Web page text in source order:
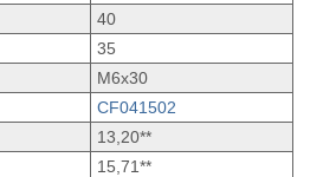
40
35
M6x30
CF041502
13,20**
15,71**